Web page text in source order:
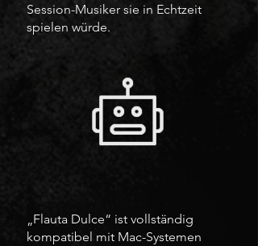
Session-Musiker sie in Echtzeit
spielen würde.
„Flauta Dulce“ ist vollständig
kompatibel mit Mac-Systemen